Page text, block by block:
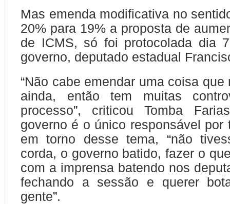
Mas emenda modificativa no
20% para 19% a proposta de
de ICMS, só foi protocolada dia
governo, deputado estadual
“Não cabe emendar uma coisa
ainda, então tem muitas
processo”, criticou Tomba
governo é o único responsável por
em torno desse tema, “não
corda, o governo batido, fazer o
com a imprensa batendo nos
fechando a sessão e querer
gente”.